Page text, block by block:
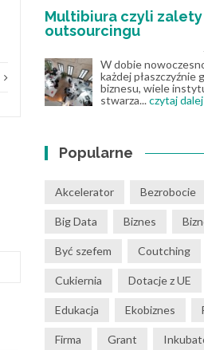
Multibiura czyli zalety
outsourcingu
W dobie
każdej płaszczyźnie
biznesu, wiele
stwarza...czytaj dalej
Popularne
Akcelerator Bezrobocie
Big Data Biznes
Być szefem Coutching
Cukiernia Dotacje z UE
Edukacja Ekobiznes
Firma Grant